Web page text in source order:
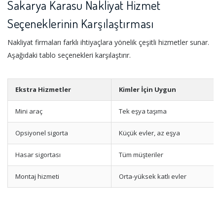
Sakarya Karasu Nakliyat Hizmet
Seçeneklerinin Karşılaştırması
Nakliyat firmaları farklı ihtiyaçlara yönelik çeşitli hizmetler sunar.
Aşağıdaki tablo seçenekleri karşılaştırır.
Ekstra Hizmetler Kimler İçin Uygun
Mini araç Tek eşya taşıma
Opsiyonel sigorta Küçük evler, az eşya
Hasar sigortası Tüm müşteriler
Montaj hizmeti Orta-yüksek katlı evler